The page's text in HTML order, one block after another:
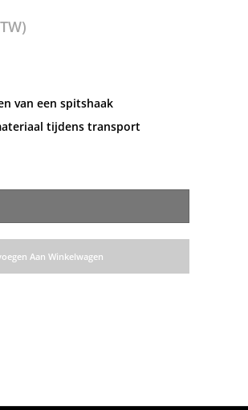
van een spitshaak
tijdens transport
Aan Winkelwagen